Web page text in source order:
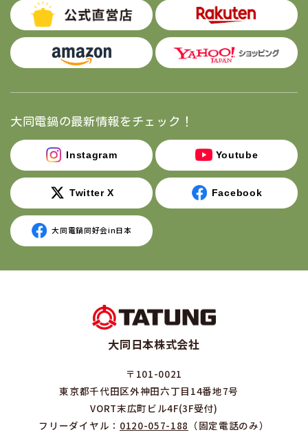
大同電鍋の最新情報をチェック！
Instagram Youtube
Twitter X Facebook
大同電鍋同好会in日本
大同日本株式会社
〒101-0021
東京都千代田区外神田六丁目14番地7号
VORT末広町ビル4F(3F受付)
フリーダイヤル： 0120-057-188 （固定電話のみ）